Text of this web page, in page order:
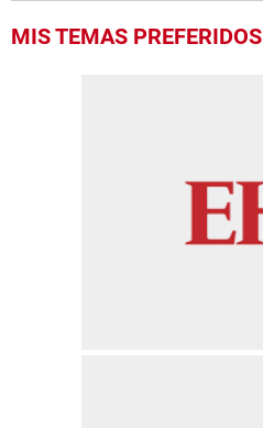
MIS TEMAS PREFERIDOS